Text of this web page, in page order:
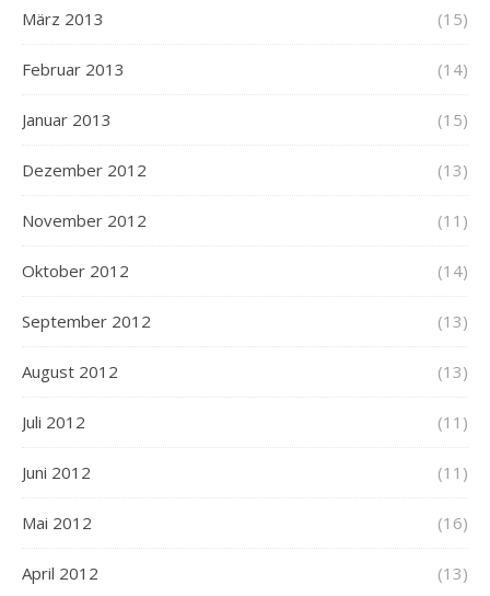
März 2013 (15)
Februar 2013 (14)
Januar 2013 (15)
Dezember 2012 (13)
November 2012 (11)
Oktober 2012 (14)
September 2012 (13)
August 2012 (13)
Juli 2012 (11)
Juni 2012 (11)
Mai 2012 (16)
April 2012 (13)